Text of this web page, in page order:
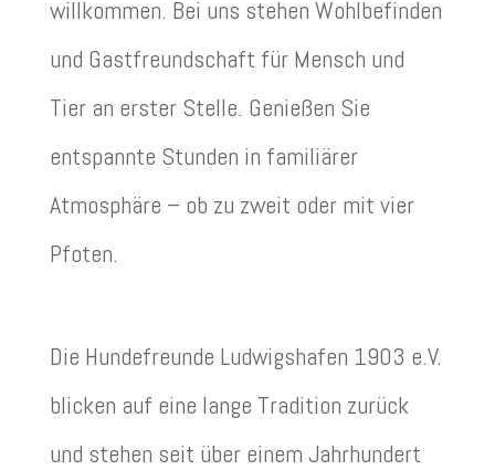
willkommen. Bei uns stehen Wohlbefinden
und Gastfreundschaft für Mensch und
Tier an erster Stelle. Genießen Sie
entspannte Stunden in familiärer
Atmosphäre – ob zu zweit oder mit vier
Pfoten.
Die Hundefreunde Ludwigshafen 1903 e.V.
blicken auf eine lange Tradition zurück
und stehen seit über einem Jahrhundert